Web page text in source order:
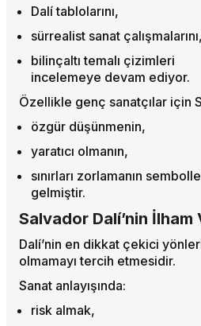
Dalí tablolarını,
sürrealist sanat çalışmalarını,
bilinçaltı temalı çizimleri
incelemeye devam ediyor.
Özellikle genç sanatçılar için
özgür düşünmenin,
yaratıcı olmanın,
sınırları zorlamanın
gelmiştir.
Salvador Dalí’nin
Dalí’nin en dikkat çekici
olmamayı tercih etmesidir.
Sanat anlayışında:
risk almak,